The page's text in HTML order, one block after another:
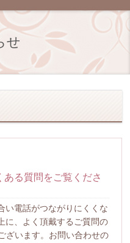
せ
る質問をご覧くださ
い電話がつながりにくくな
に、よく頂戴するご質問の
ざいます。お問い合わせの